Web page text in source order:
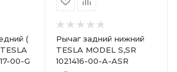
(
00-G
Рычаг задний нижний
TESLA MODEL S,SR
1021416-00-A-ASR